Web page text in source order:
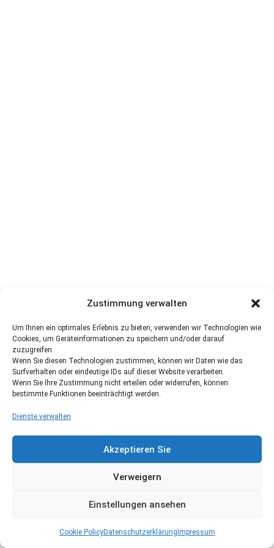
Zustimmung verwalten
Um Ihnen ein optimales Erlebnis zu bieten, verwenden wir Technologien wie
Cookies, um Geräteinformationen zu speichern und/oder darauf
zuzugreifen.
Wenn Sie diesen Technologien zustimmen, können wir Daten wie das
Surfverhalten oder eindeutige IDs auf dieser Website verarbeiten.
Wenn Sie Ihre Zustimmung nicht erteilen oder widerrufen, können
bestimmte Funktionen beeinträchtigt werden.
Dienste verwalten
Akzeptieren Sie
Verweigern
Einstellungen ansehen
Cookie PolicyDatenschutzerklärung Impressum